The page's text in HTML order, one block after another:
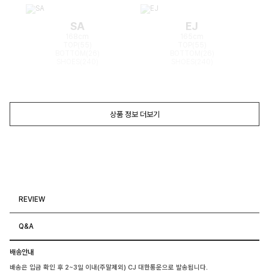
SA EJ
상품 정보 더보기
REVIEW
Q&A
배송안내
배송은 입금 확인 후 2~3일 이내(주말제외) CJ 대한통운으로 발송됩니다.